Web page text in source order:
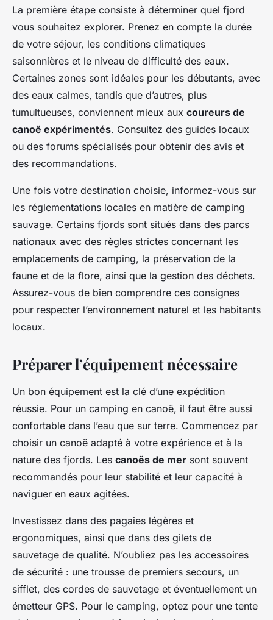
La première étape consiste à déterminer quel fjord
vous souhaitez explorer. Prenez en compte la durée
de votre séjour, les conditions climatiques
saisonnières et le niveau de difficulté des eaux.
Certaines zones sont idéales pour les débutants, avec
des eaux calmes, tandis que d’autres, plus
tumultueuses, conviennent mieux aux coureurs de
canoë expérimentés. Consultez des guides locaux
ou des forums spécialisés pour obtenir des avis et
des recommandations.
Une fois votre destination choisie, informez-vous sur
les réglementations locales en matière de camping
sauvage. Certains fjords sont situés dans des parcs
nationaux avec des règles strictes concernant les
emplacements de camping, la préservation de la
faune et de la flore, ainsi que la gestion des déchets.
Assurez-vous de bien comprendre ces consignes
pour respecter l’environnement naturel et les habitants
locaux.
Préparer l’équipement nécessaire
Un bon équipement est la clé d’une expédition
réussie. Pour un camping en canoë, il faut être aussi
confortable dans l’eau que sur terre. Commencez par
choisir un canoë adapté à votre expérience et à la
nature des fjords. Les canoës de mer sont souvent
recommandés pour leur stabilité et leur capacité à
naviguer en eaux agitées.
Investissez dans des pagaies légères et
ergonomiques, ainsi que dans des gilets de
sauvetage de qualité. N’oubliez pas les accessoires
de sécurité : une trousse de premiers secours, un
sifflet, des cordes de sauvetage et éventuellement un
émetteur GPS. Pour le camping, optez pour une tente